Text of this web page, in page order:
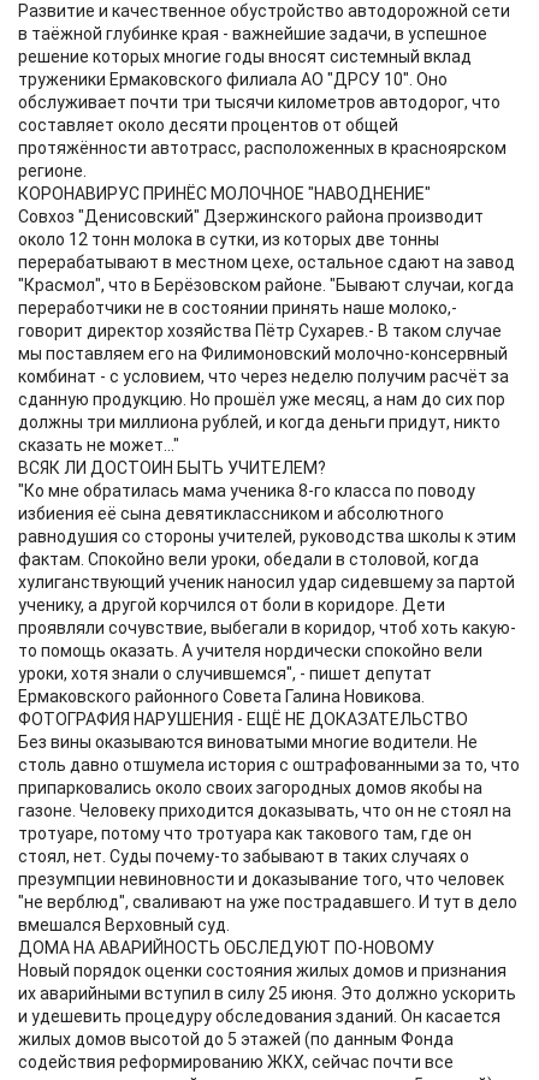
Развитие и качественное обустройство автодорожной сети
в таёжной глубинке края - важнейшие задачи, в успешное
решение которых многие годы вносят системный вклад
труженики Ермаковского филиала АО "ДРСУ 10". Оно
обслуживает почти три тысячи километров автодорог, что
составляет около десяти процентов от общей
протяжённости автотрасс, расположенных в красноярском
регионе.
КОРОНАВИРУС ПРИНЁС МОЛОЧНОЕ "НАВОДНЕНИЕ"
Совхоз "Денисовский" Дзержинского района производит
около 12 тонн молока в сутки, из которых две тонны
перерабатывают в местном цехе, остальное сдают на завод
"Красмол", что в Берёзовском районе. "Бывают случаи, когда
переработчики не в состоянии принять наше молоко,-
говорит директор хозяйства Пётр Сухарев.- В таком случае
мы поставляем его на Филимоновский молочно-консервный
комбинат - с условием, что через неделю получим расчёт за
сданную продукцию. Но прошёл уже месяц, а нам до сих пор
должны три миллиона рублей, и когда деньги придут, никто
сказать не может..."
ВСЯК ЛИ ДОСТОИН БЫТЬ УЧИТЕЛЕМ?
"Ко мне обратилась мама ученика 8-го класса по поводу
избиения её сына девятиклассником и абсолютного
равнодушия со стороны учителей, руководства школы к этим
фактам. Спокойно вели уроки, обедали в столовой, когда
хулиганствующий ученик наносил удар сидевшему за партой
ученику, а другой корчился от боли в коридоре. Дети
проявляли сочувствие, выбегали в коридор, чтоб хоть какую-
то помощь оказать. А учителя нордически спокойно вели
уроки, хотя знали о случившемся", - пишет депутат
Ермаковского районного Совета Галина Новикова.
ФОТОГРАФИЯ НАРУШЕНИЯ - ЕЩЁ НЕ ДОКАЗАТЕЛЬСТВО
Без вины оказываются виноватыми многие водители. Не
столь давно отшумела история с оштрафованными за то, что
припарковались около своих загородных домов якобы на
газоне. Человеку приходится доказывать, что он не стоял на
тротуаре, потому что тротуара как такового там, где он
стоял, нет. Суды почему-то забывают в таких случаях о
презумпции невиновности и доказывание того, что человек
"не верблюд", сваливают на уже пострадавшего. И тут в дело
вмешался Верховный суд.
ДОМА НА АВАРИЙНОСТЬ ОБСЛЕДУЮТ ПО-НОВОМУ
Новый порядок оценки состояния жилых домов и признания
их аварийными вступил в силу 25 июня. Это должно ускорить
и удешевить процедуру обследования зданий. Он касается
жилых домов высотой до 5 этажей (по данным Фонда
содействия реформированию ЖКХ, сейчас почти все